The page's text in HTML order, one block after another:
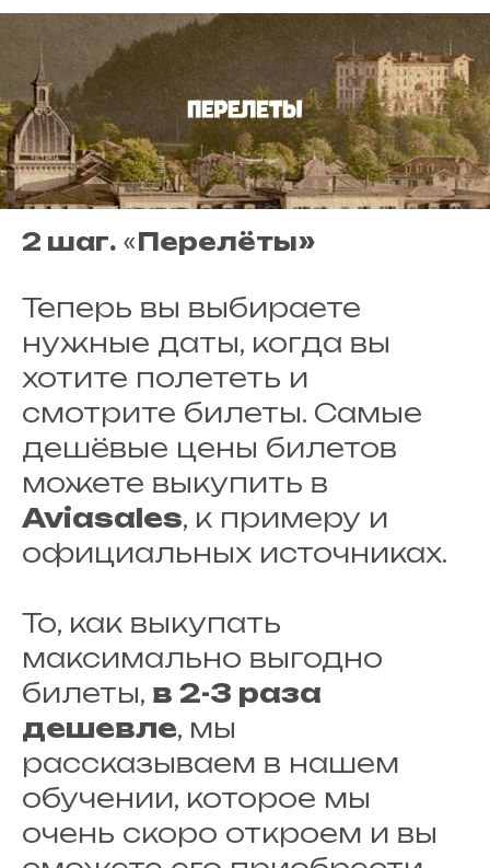
2 шаг. «Перелёты»
Теперь вы выбираете
нужные даты, когда вы
хотите полететь и
смотрите билеты. Самые
дешёвые цены билетов
можете выкупить в
Aviasales, к примеру и
официальных источниках.
То, как выкупать
максимально выгодно
билеты, в 2-3 раза
дешевле, мы
рассказываем в нашем
обучении, которое мы
очень скоро откроем и вы